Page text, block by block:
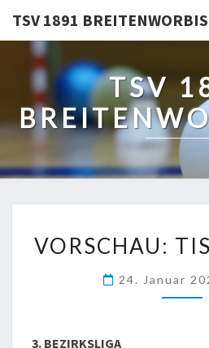
TSV 1891 BREITENWORBIS
TSV
VORSCHAU:
24. Januar
3. BEZIRKSLIGA